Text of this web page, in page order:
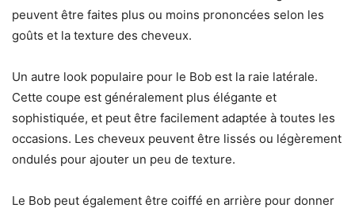
peuvent être faites plus ou moins prononcées selon les
goûts et la texture des cheveux.
Un autre look populaire pour le Bob est la raie latérale.
Cette coupe est généralement plus élégante et
sophistiquée, et peut être facilement adaptée à toutes les
occasions. Les cheveux peuvent être lissés ou légèrement
ondulés pour ajouter un peu de texture.
Le Bob peut également être coiffé en arrière pour donner